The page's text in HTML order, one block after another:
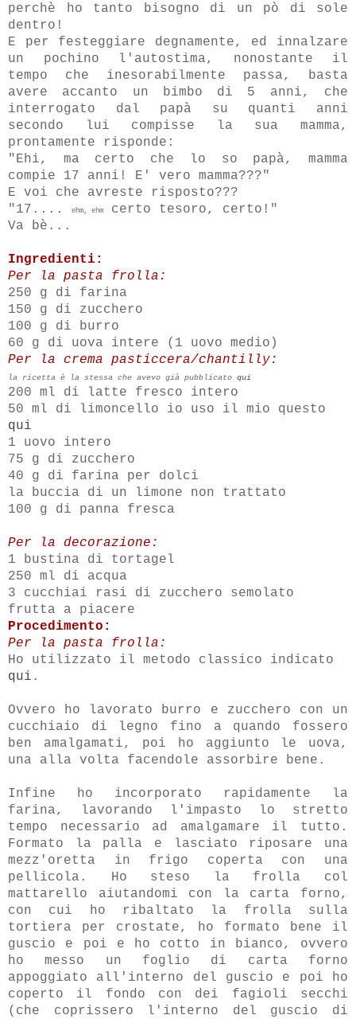
perchè ho tanto bisogno di un pò di sole
dentro!
E per festeggiare degnamente, ed innalzare
un pochino l'autostima, nonostante il
tempo che inesorabilmente passa, basta
avere accanto un bimbo di 5 anni, che
interrogato dal papà su quanti anni
secondo lui compisse la sua mamma,
prontamente risponde:
"Ehi, ma certo che lo so papà, mamma
compie 17 anni! E' vero mamma???"
E voi che avreste risposto???
"17....
ehm, ehm
certo tesoro, certo!"
Va bè...
Ingredienti:
Per la pasta frolla:
250 g di farina
150 g di zucchero
100 g di burro
60 g di uova intere (1 uovo medio)
Per la crema pasticcera/chantilly:
la ricetta è la stessa che avevo già pubblicato qui
200 ml di latte fresco intero
50 ml di limoncello io uso il mio questo
qui
1 uovo intero
75 g di zucchero
40 g di farina per dolci
la buccia di un limone non trattato
100 g di panna fresca
Per la decorazione:
1 bustina di tortagel
250 ml di acqua
3 cucchiai rasi di zucchero semolato
frutta a piacere
Procedimento:
Per la pasta frolla:
Ho utilizzato il metodo classico indicato
qui .
Ovvero ho lavorato burro e zucchero con un
cucchiaio di legno fino a quando fossero
ben amalgamati, poi ho aggiunto le uova,
una alla volta facendole assorbire bene.
Infine ho incorporato rapidamente la
farina, lavorando l'impasto lo stretto
tempo necessario ad amalgamare il tutto.
Formato la palla e lasciato riposare una
mezz'oretta in frigo coperta con una
pellicola. Ho steso la frolla col
mattarello aiutandomi con la carta forno,
con cui ho ribaltato la frolla sulla
tortiera per crostate, ho formato bene il
guscio e poi e ho cotto in bianco, ovvero
ho messo un foglio di carta forno
appoggiato all'interno del guscio e poi ho
coperto il fondo con dei fagioli secchi
(che coprissero l'interno del guscio di